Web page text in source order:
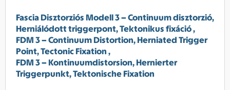
Fascia Disztorziós Modell 3 – Continuum disztorzió,
Herniálódott triggerpont, Tektonikus fixáció ,
FDM 3 – Continuum Distortion, Herniated Trigger
Point, Tectonic Fixation ,
FDM 3 – Kontinuumdistorsion, Hernierter
Triggerpunkt, Tektonische Fixation